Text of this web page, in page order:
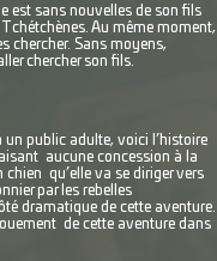
est sans nouvelles de son fils
Au même moment,
chercher. Sans moyens,
chercher son fils.
un public adulte, voici l’histoire
aucune concession à la
chien qu’elle va se diriger vers
par les rebelles
dramatique de cette aventure.
de cette aventure dans